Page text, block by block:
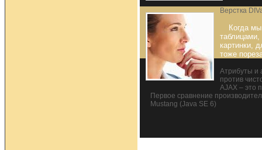
Верстка
Когда
картинки,
тоже
Атрибуты и
против
AJAX – это
Первое сравнение
Mustang (Java SE 6)